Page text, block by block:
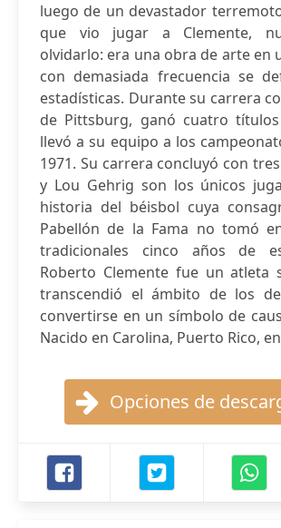
luego de un devastador
que vio jugar a Clemente,
olvidarlo: era una obra de arte en
con demasiada frecuencia se
estadísticas. Durante su carrera
de Pittsburg, ganó cuatro
llevó a su equipo a los
1971. Su carrera concluyó con
y Lou Gehrig son los únicos
historia del béisbol cuya
Pabellón de la Fama no tomó
tradicionales cinco años de
Roberto Clemente fue un atleta
transcendió el ámbito de los
convertirse en un símbolo de
Nacido en Carolina, Puerto Rico,
Opciones de